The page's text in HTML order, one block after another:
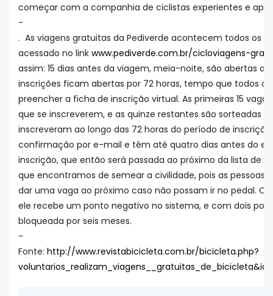
começar com a companhia de ciclistas experientes e
-
. As viagens gratuitas da Pediverde acontecem todos os
acessado no link www.pediverde.com.br/cicloviagens-
assim: 15 dias antes da viagem, meia-noite, são abertas
inscrições ficam abertas por 72 horas, tempo que todos
preencher a ficha de inscrição virtual. As primeiras 15
que se inscreverem, e as quinze restantes são sorteadas
inscreveram ao longo das 72 horas do período de
confirmação por e-mail e têm até quatro dias antes do
inscrição, que então será passada ao próximo da lista de
que encontramos de semear a civilidade, pois as pessoas
dar uma vaga ao próximo caso não possam ir no pedal.
ele recebe um ponto negativo no sistema, e com dois
bloqueada por seis meses.
-
Fonte: http://www.revistabicicleta.com.br/bicicleta.php?